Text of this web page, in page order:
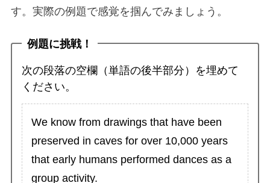
す。実際の例題で感覚を掴んでみましょう。
例題に挑戦！
次の段落の空欄（単語の後半部分）を埋めて
ください。
We know from drawings that have been
preserved in caves for over 10,000 years
that early humans performed dances as a
group activity.